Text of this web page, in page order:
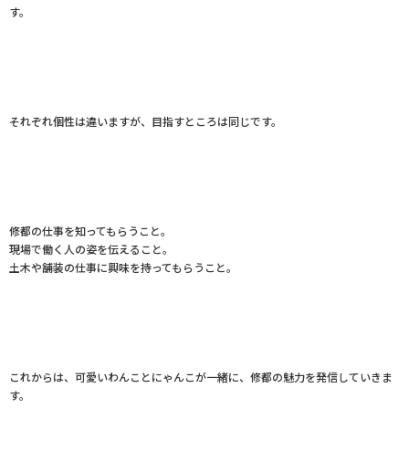
す。
それぞれ個性は違いますが、目指すところは同じです。
修都の仕事を知ってもらうこと。
現場で働く人の姿を伝えること。
土木や舗装の仕事に興味を持ってもらうこと。
これからは、可愛いわんことにゃんこが一緒に、修都の魅力を発信していきま
す。